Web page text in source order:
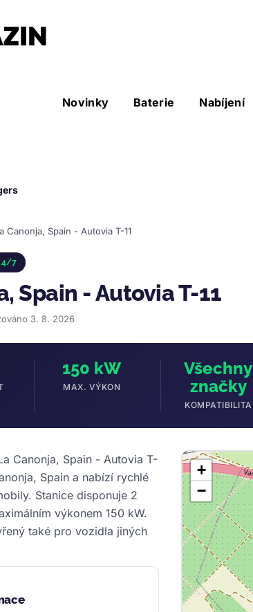
Hlavní
Novinky Baterie Nabíjení
Nástroje sub-navigation
Canonja, Spain - Autovia T-11
7
Spain - Autovia T-11
3. 8. 2026
150 kW
MAX. VÝKON
Všechny
značky
KOMPATIBILITA
Canonja, Spain - Autovia T-
Spain a nabízí rychlé
Stanice disponuje 2
výkonem 150 kW.
také pro vozidla jiných
+
−